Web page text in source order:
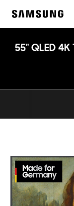
55" QLED